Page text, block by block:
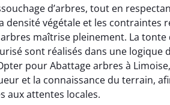
d’arbres, tout en
densité végétale et les contraintes
maîtrise pleinement. La
sont réalisés dans une
pour Abattage arbres à
et la connaissance du terrain,
aux attentes locales.
07 février 2026
Service irréprochable du
début à la fin. Les arbres ont
été parfaitement entretenus
et le nettoyage après
intervention est impeccable.
Je recommande vivement.